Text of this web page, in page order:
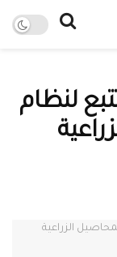
لنظام